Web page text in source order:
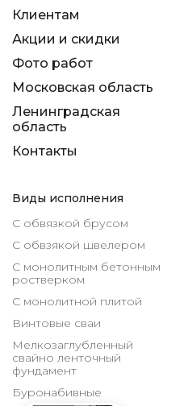
Клиентам
Акции и скидки
Фото работ
Московская область
Ленинградская
область
Контакты
Виды исполнения
С обвязкой брусом
С обвзякой швелером
С монолитным бетонным
ростверком
С монолитной плитой
Винтовые сваи
Мелкозаглубленный
свайно ленточный
фундамент
Буронабивные